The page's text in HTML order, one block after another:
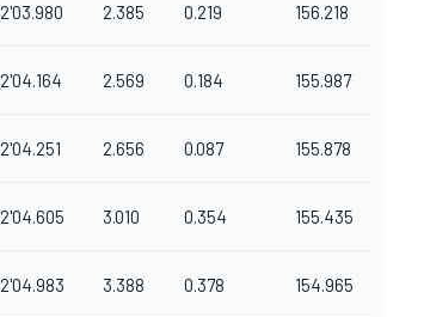
2'03.980 2.385 0.219 156.218
2'04.164 2.569 0.184 155.987
2'04.251 2.656 0.087 155.878
2'04.605 3.010 0.354 155.435
2'04.983 3.388 0.378 154.965